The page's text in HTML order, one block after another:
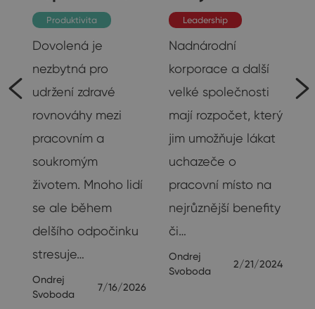
Produktivita
Dovolená je
nezbytná pro
udržení zdravé
rovnováhy mezi
pracovním a
soukromým
životem. Mnoho lidí
se ale během
delšího odpočinku
stresuje…
Ondrej
Svoboda
7/16/2026
Leadership
Nadnárodní
korporace a další
velké společnosti
mají rozpočet, který
jim umožňuje lákat
uchazeče o
pracovní místo na
nejrůznější benefity
či…
Ondrej
Svoboda
2/21/2024